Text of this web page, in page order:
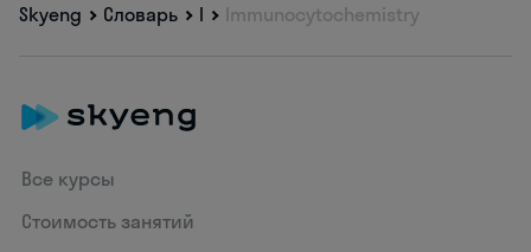
Skyeng Словарь I Immunocytochemistry
Все курсы
Стоимость занятий